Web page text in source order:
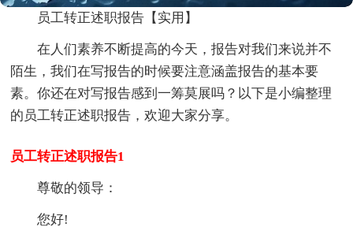
员工转正述职报告【实用】
在人们素养不断提高的今天，报告对我们来说并不
陌生，我们在写报告的时候要注意涵盖报告的基本要
素。你还在对写报告感到一筹莫展吗？以下是小编整理
的员工转正述职报告，欢迎大家分享。
员工转正述职报告1
尊敬的领导：
您好!